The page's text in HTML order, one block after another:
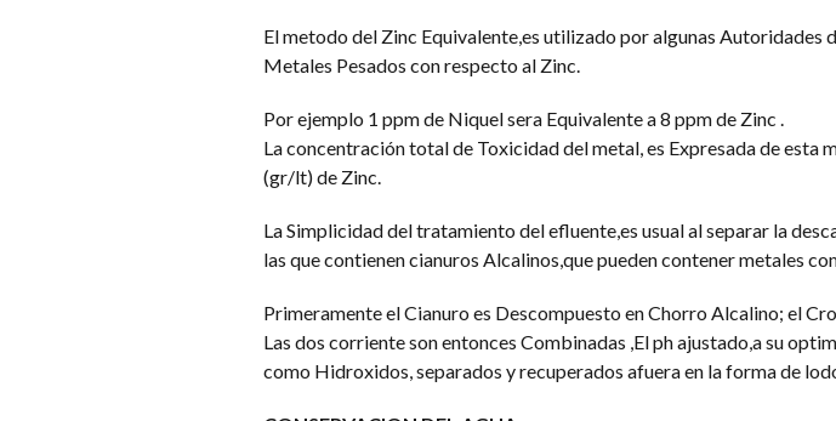
El metodo del Zinc Equivalente,es utilizado por algunas Autoridades
Metales Pesados con respecto al Zinc.
Por ejemplo 1 ppm de Niquel sera Equivalente a 8 ppm de Zinc .
La concentración total de Toxicidad del metal, es Expresada de esta
(gr/lt) de Zinc.
La Simplicidad del tratamiento del efluente,es usual al separar la
las que contienen cianuros Alcalinos,que pueden contener metales
Primeramente el Cianuro es Descompuesto en Chorro Alcalino; el
Las dos corriente son entonces Combinadas ,El ph ajustado,a su
como Hidroxidos, separados y recuperados afuera en la forma de